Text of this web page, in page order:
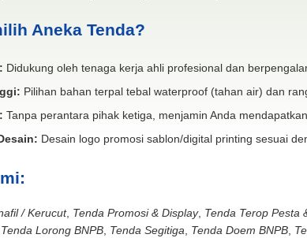
Aneka Tenda?
Didukung oleh tenaga kerja ahli profesional dan
Pilihan bahan terpal tebal waterproof (tahan air) dan
Tanpa perantara pihak ketiga, menjamin Anda
Desain logo promosi sablon/digital printing sesuai
/ Kerucut, Tenda Promosi & Display, Tenda Terop Pesta
Tenda Lorong BNPB, Tenda Segitiga Tenda Doem BNPB,